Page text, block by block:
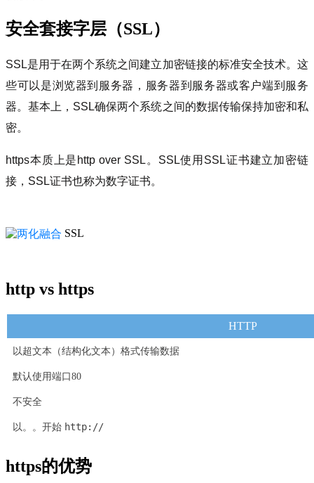
安全套接字层（SSL）
SSL是用于在两个系统之间建立加密链接的标准安全技术。 这
些可以是浏览器到服务器，服务器到服务器或客户端到服务
器。基本上，SSL确保两个系统之间的数据传输保持加密和私
密。
https本质上是http over SSL。 SSL使用SSL证书建立加密链
接，SSL证书也称为数字证书。
SSL
http vs https
HTTP
以超文本（结构化文本）格式传输数据
默认使用端口80
不安全
以。。开始 http://
https的优势